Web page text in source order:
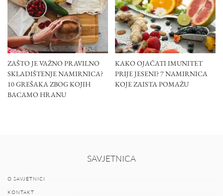
ZAŠTO JE VAŽNO PRAVILNO
SKLADIŠTENJE NAMIRNICA?
10 GREŠAKA ZBOG KOJIH
BACAMO HRANU
KAKO OJAČATI IMUNITET
PRIJE JESENI? 7 NAMIRNICA
KOJE ZAISTA POMAŽU
SAVJETNICA
O SAVJETNICI
KONTAKT